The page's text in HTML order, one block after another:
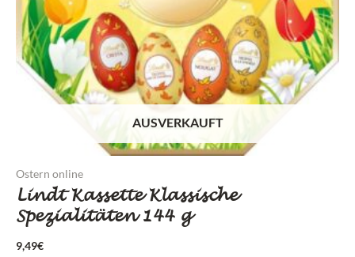
AUSVERKAUFT
Ostern online
Lindt Kassette Klassische
Spezialitäten 144 g
9,49€